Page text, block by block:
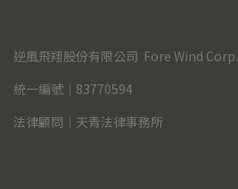
逆風飛翔股份有限公司  Fore Wind Corp.
統一編號｜83770594
法律顧問｜天青法律事務所